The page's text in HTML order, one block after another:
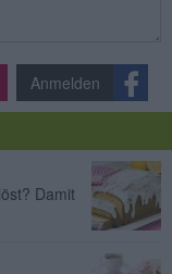
Anmelden
Damit